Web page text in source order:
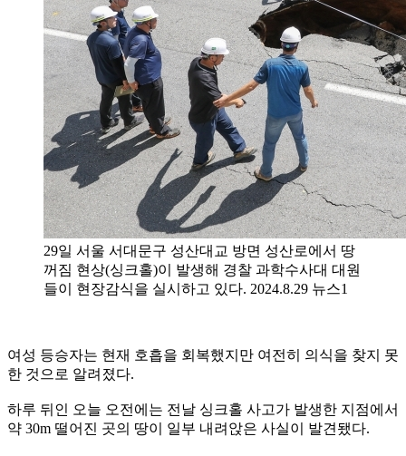
29일 서울 서대문구 성산대교 방면 성산로에서 땅
꺼짐 현상(싱크홀)이 발생해 경찰 과학수사대 대원
들이 현장감식을 실시하고 있다. 2024.8.29 뉴스1
여성 등승자는 현재 호흡을 회복했지만 여전히 의식을 찾지 못
한 것으로 알려졌다.
하루 뒤인 오늘 오전에는 전날 싱크홀 사고가 발생한 지점에서
약 30m 떨어진 곳의 땅이 일부 내려앉은 사실이 발견됐다.